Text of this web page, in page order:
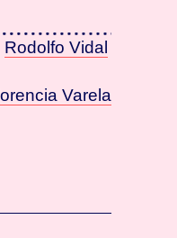
Rodolfo Vidal
Varela